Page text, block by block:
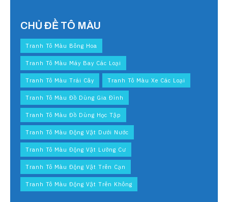
CHỦ ĐỀ TÔ MÀU
Tranh Tô Màu Bông Hoa
Tranh Tô Màu Máy Bay Các Loại
Tranh Tô Màu Trái Cây Tranh Tô Màu Xe Các Loại
Tranh Tô Màu Đồ Dùng Gia Đình
Tranh Tô Màu Đồ Dùng Học Tập
Tranh Tô Màu Động Vật Dưới Nước
Tranh Tô Màu Động Vật Lưỡng Cư
Tranh Tô Màu Động Vật Trên Cạn
Tranh Tô Màu Động Vật Trên Không